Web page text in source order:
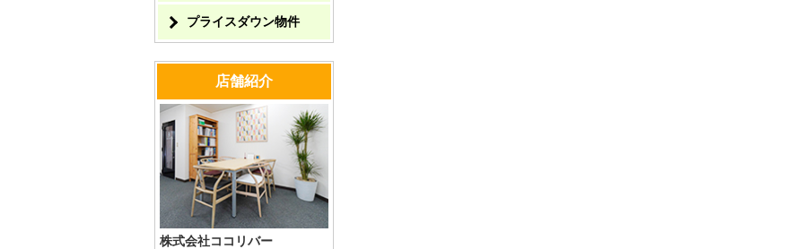
プライスダウン物件
店舗紹介
株式会社ココリバー